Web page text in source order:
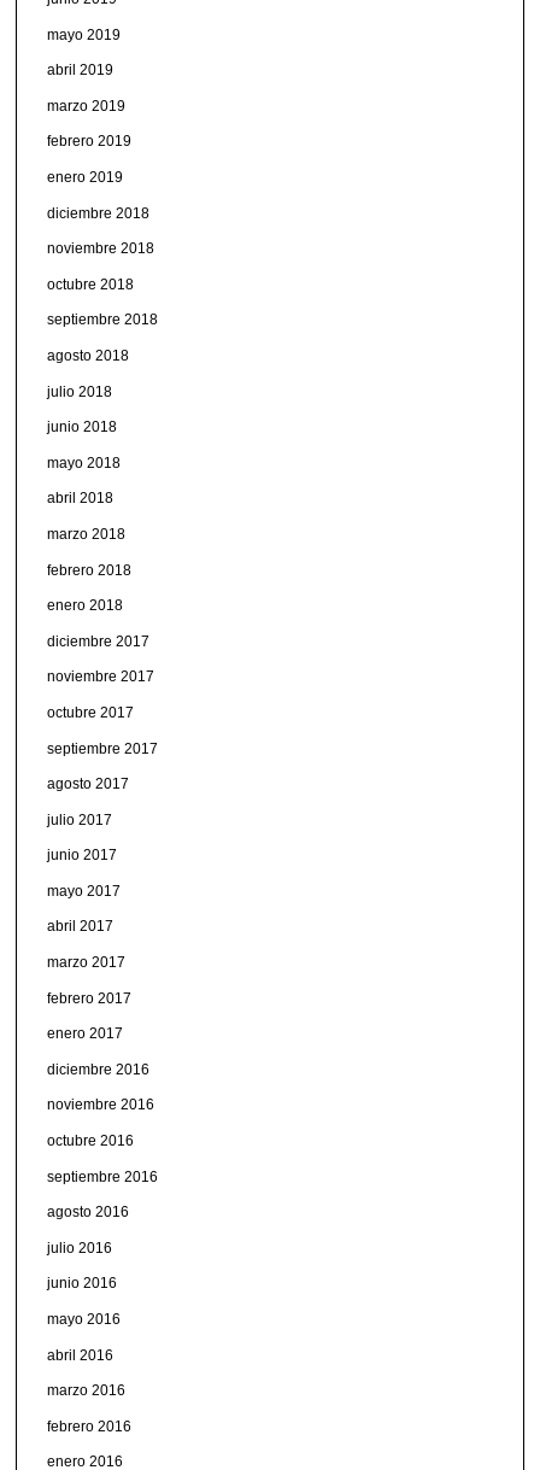
mayo 2019
abril 2019
marzo 2019
febrero 2019
enero 2019
diciembre 2018
noviembre 2018
octubre 2018
septiembre 2018
agosto 2018
julio 2018
junio 2018
mayo 2018
abril 2018
marzo 2018
febrero 2018
enero 2018
diciembre 2017
noviembre 2017
octubre 2017
septiembre 2017
agosto 2017
julio 2017
junio 2017
mayo 2017
abril 2017
marzo 2017
febrero 2017
enero 2017
diciembre 2016
noviembre 2016
octubre 2016
septiembre 2016
agosto 2016
julio 2016
junio 2016
mayo 2016
abril 2016
marzo 2016
febrero 2016
enero 2016